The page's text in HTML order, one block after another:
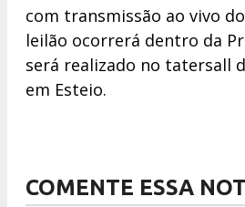
com transmissão ao vivo
leilão ocorrerá dentro da
será realizado no tatersall
em Esteio.
COMENTE ESSA